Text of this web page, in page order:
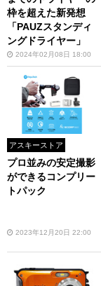
枠を超えた新発想
「PAUZスタンディ
ングドライヤー」
2024年02月08日 18:00
アスキーストア
プロ並みの安定撮影
ができるコンプリー
トパック
2023年12月20日 22:00